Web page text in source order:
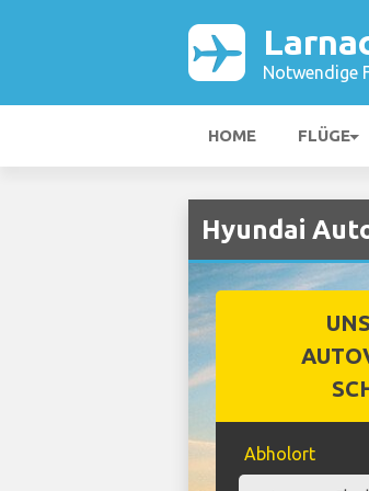
Notwendige
HOME FLÜGE
Hyundai
Abholort